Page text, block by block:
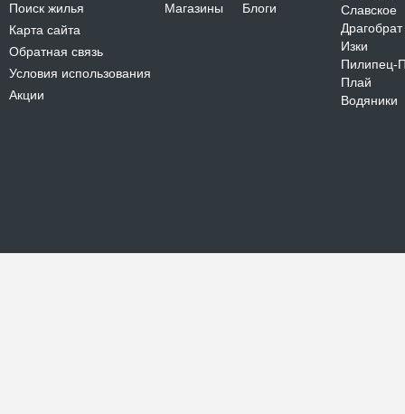
Поиск жилья
Карта сайта
Обратная связь
Условия использования
Акции
Магазины
Блоги
Славское
Драгобрат
Изки
Пилипец-
Плай
Водяники